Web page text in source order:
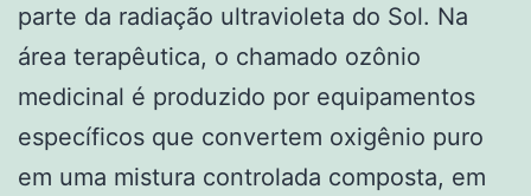
parte da radiação ultravioleta do Sol. Na
área terapêutica, o chamado ozônio
medicinal é produzido por equipamentos
específicos que convertem oxigênio puro
em uma mistura controlada composta, em